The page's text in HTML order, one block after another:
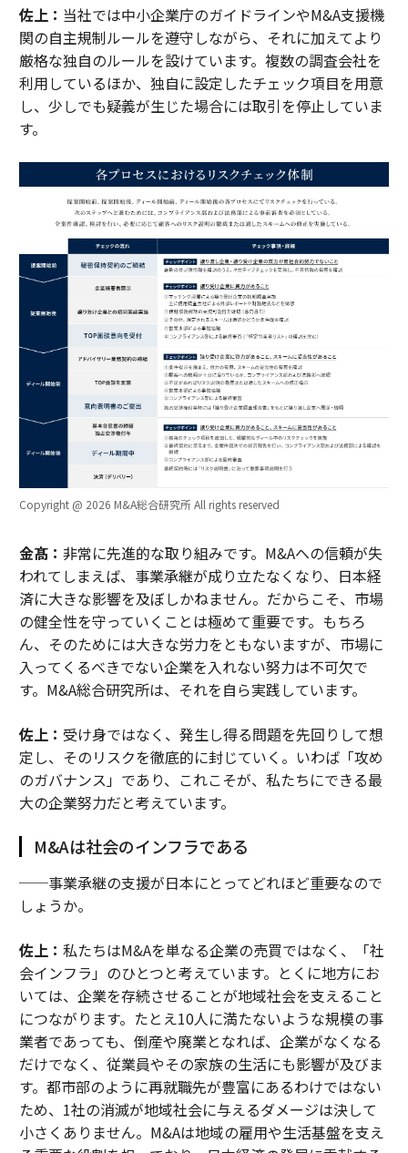
佐上： 当社では中小企業庁のガイドラインやM&A支援機
関の自主規制ルールを遵守しながら、それに加えてより
厳格な独自のルールを設けています。複数の調査会社を
利用しているほか、独自に設定したチェック項目を用意
し、少しでも疑義が生じた場合には取引を停止していま
す。
Copyright @ 2026 M&A総合研究所 All rights reserved
金髙： 非常に先進的な取り組みです。M&Aへの信頼が失
われてしまえば、事業承継が成り立たなくなり、日本経
済に大きな影響を及ぼしかねません。だからこそ、市場
の健全性を守っていくことは極めて重要です。もちろ
ん、そのためには大きな労力をともないますが、市場に
入ってくるべきでない企業を入れない努力は不可欠で
す。M&A総合研究所は、それを自ら実践しています。
佐上： 受け身ではなく、発生し得る問題を先回りして想
定し、そのリスクを徹底的に封じていく。いわば「攻め
のガバナンス」であり、これこそが、私たちにできる最
大の企業努力だと考えています。
M&Aは社会のインフラである
──事業承継の支援が日本にとってどれほど重要なので
しょうか。
佐上： 私たちはM&Aを単なる企業の売買ではなく、「社
会インフラ」のひとつと考えています。とくに地方にお
いては、企業を存続させることが地域社会を支えること
につながります。たとえ10人に満たないような規模の事
業者であっても、倒産や廃業となれば、企業がなくなる
だけでなく、従業員やその家族の生活にも影響が及びま
す。都市部のように再就職先が豊富にあるわけではない
ため、1社の消滅が地域社会に与えるダメージは決して
小さくありません。M&Aは地域の雇用や生活基盤を支え